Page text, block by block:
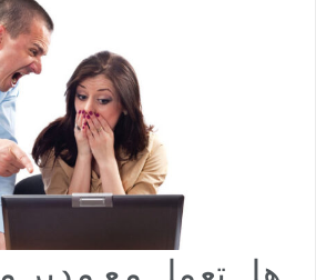
هل تعمل مع مدير